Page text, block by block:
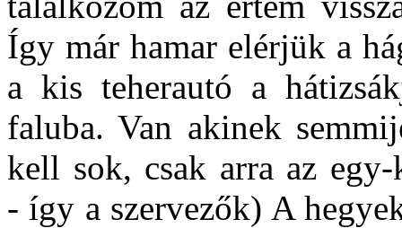
Így már hamar elérjük a
a kis teherautó a
faluba. Van akinek
kell sok, csak arra az
- így a szervezők) A